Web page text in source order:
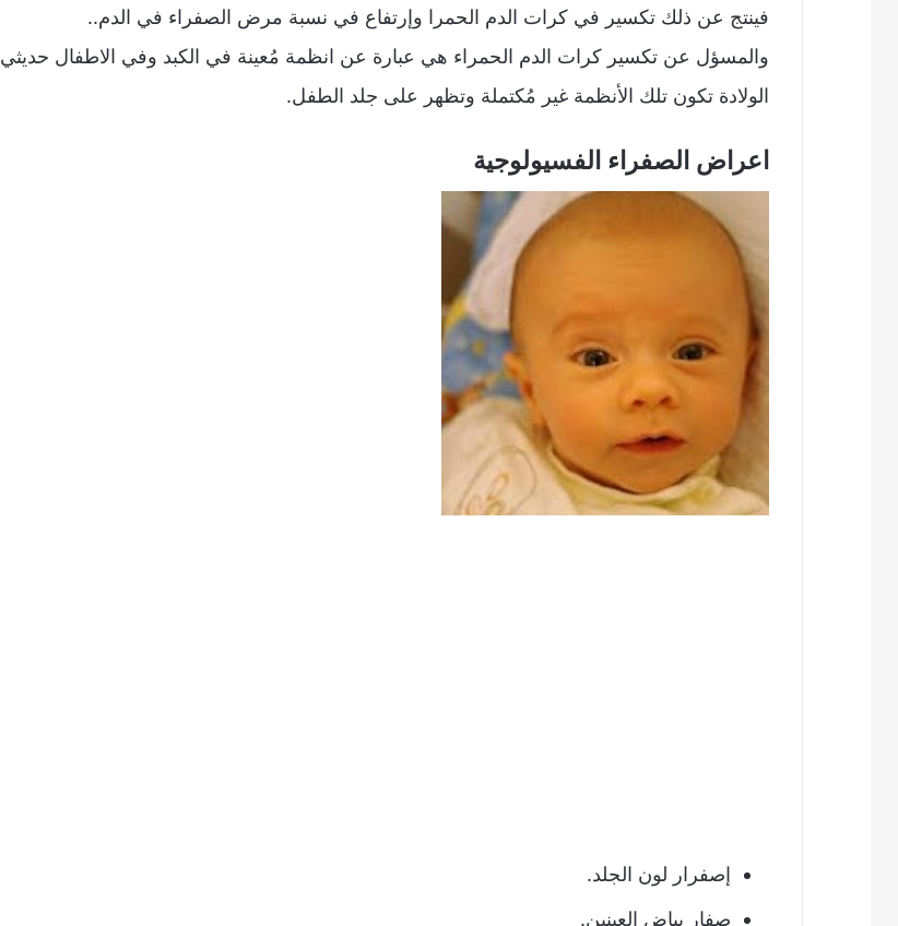
فينتج عن ذلك تكسير في كرات الدم الحمرا وإرتفاع في نسبة مرض الصفراء في الدم..
والمسؤل عن تكسير كرات الدم الحمراء هي عبارة عن انظمة مُعينة في الكبد وفي الاطفال حديثي
الولادة تكون تلك الأنظمة غير مُكتملة وتظهر على جلد الطفل.
اعراض الصفراء الفسيولوجية
إصفرار لون الجلد.
صفار بياض العينين.